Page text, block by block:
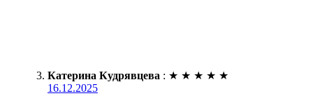
Катерина Кудрявцева : ★ ★ ★ ★ ★
16.12.2025